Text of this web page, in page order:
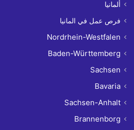
ألمانيا
فرص عمل في المانيا
Nordrhein-Westfalen
Baden-Württemberg
Sachsen
Bavaria
Sachsen-Anhalt
Brannenborg